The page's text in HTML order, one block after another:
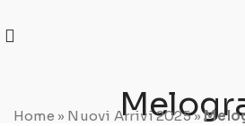
Home » Nuovi Arrivi 2025»